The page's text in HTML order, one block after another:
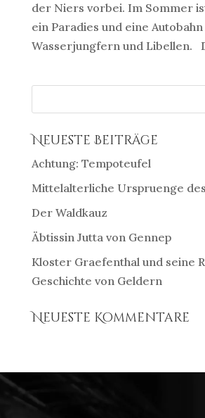
der Niers vorbei. Im Sommer
ein Paradies und eine
Wasserjungfern und Libellen.
Neueste Beiträge
Achtung: Tempoteufel
Mittelalterliche Urspruenge
Der Waldkauz
Äbtissin Jutta von Gennep
Kloster Graefenthal und seine
Geschichte von Geldern
Neueste Kommentare